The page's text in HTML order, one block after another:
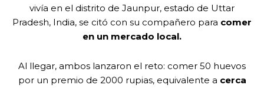
vivía en el distrito de Jaunpur, estado de Uttar
Pradesh, India, se citó con su compañero para comer
en un mercado local.
Al llegar, ambos lanzaron el reto: comer 50 huevos
por un premio de 2000 rupias, equivalente a cerca